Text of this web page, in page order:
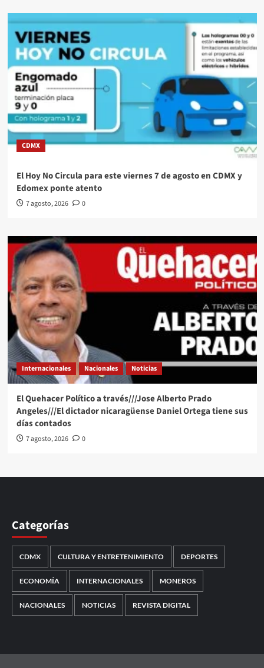
CDMX
El Hoy No Circula para este viernes 7 de agosto en CDMX y
Edomex ponte atento
7 agosto, 2026 0
Internacionales Nacionales Noticias
El Quehacer Político a través///Jose Alberto Prado
Angeles///El dictador nicaragüense Daniel Ortega tiene sus
días contados
7 agosto, 2026 0
Categorías
CDMX CULTURA Y ENTRETENIMIENTO DEPORTES
ECONOMÍA INTERNACIONALES MONEROS
NACIONALES NOTICIAS REVISTA DIGITAL